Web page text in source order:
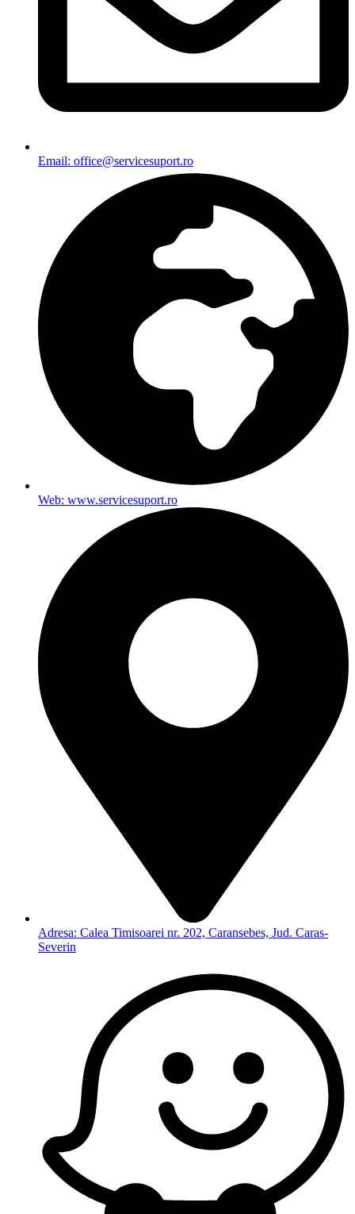
Email: office@servicesuport.ro
Web: www.servicesuport.ro
Adresa: Calea Timisoarei nr. 202, Caransebes, Jud. Caras-
Severin